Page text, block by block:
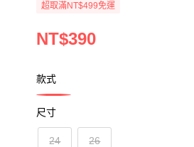
超取滿NT$499免運
NT$390
款式
尺寸
24 26